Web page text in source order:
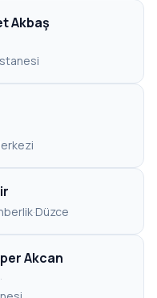
Akbaş
·Düzce
Akcan
·